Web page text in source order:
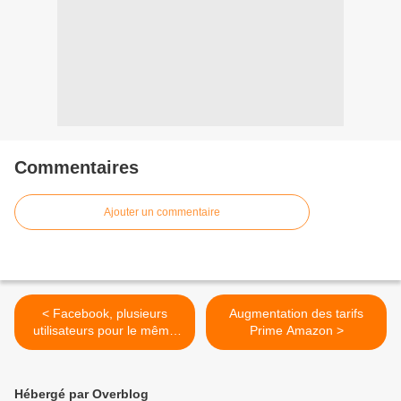
Commentaires
Ajouter un commentaire
< Facebook, plusieurs
utilisateurs pour le même
compte
Augmentation des tarifs
Prime Amazon >
Hébergé par Overblog